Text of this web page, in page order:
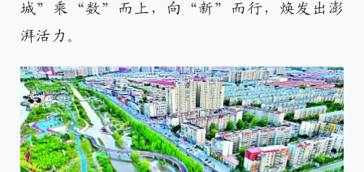
城”乘“数”而上，向“新”而行，焕发出澎
湃活力。